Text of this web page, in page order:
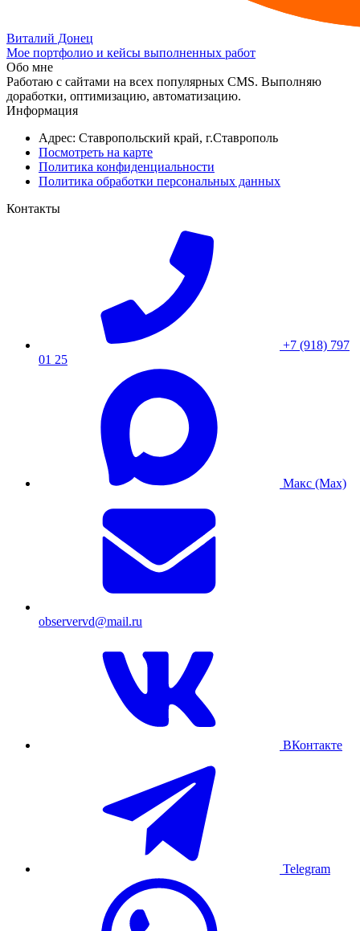
Виталий Донец
Мое портфолио и кейсы выполненных работ
Обо мне
Работаю с сайтами на всех популярных CMS. Выполняю
доработки, оптимизацию, автоматизацию.
Информация
Адрес: Ставропольский край, г.Ставрополь
Посмотреть на карте
Политика конфиденциальности
Политика обработки персональных данных
Контакты
+7 (918) 797
01 25
Макс (Max)
observervd@mail.ru
ВКонтакте
Telegram